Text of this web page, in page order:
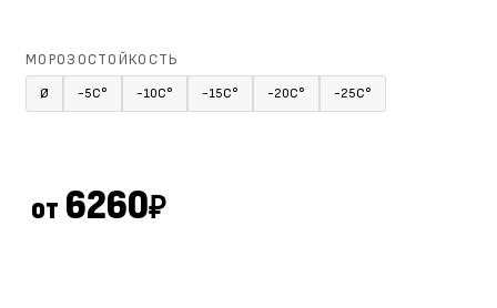
МОРОЗОСТОЙКОСТЬ
Ø -5С° -10С° -15С° -20С° -25С°
от 6260₽